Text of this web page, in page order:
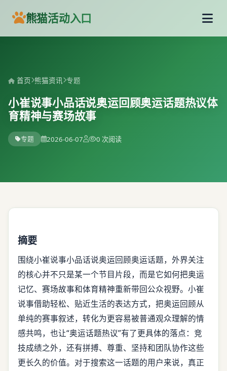
熊猫活动入口
首页 熊猫资讯 专题
小崔说事小品话说奥运回顾奥运话题热议体
育精神与赛场故事
专题 2026-06-07 0 次阅读
摘要
围绕小崔说事小品话说奥运回顾奥运话题，外界关注
的核心并不只是某一个节目片段，而是它如何把奥运
记忆、赛场故事和体育精神重新带回公众视野。小崔
说事借助轻松、贴近生活的表达方式，把奥运回顾从
单纯的赛事叙述，转化为更容易被普通观众理解的情
感共鸣，也让“奥运话题热议”有了更具体的落点：竞
技成绩之外，还有拼搏、尊重、坚持和团队协作这些
更长久的价值。对于搜索这一话题的用户来说，真正